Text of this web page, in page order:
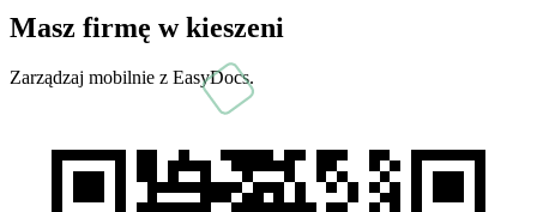
Masz firmę w kieszeni
Zarządzaj mobilnie z EasyDocs.